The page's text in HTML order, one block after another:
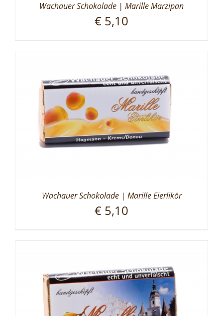
Wachauer Schokolade | Marille Marzipan
€ 5,10
Wachauer Schokolade | Marille Eierlikör
€ 5,10